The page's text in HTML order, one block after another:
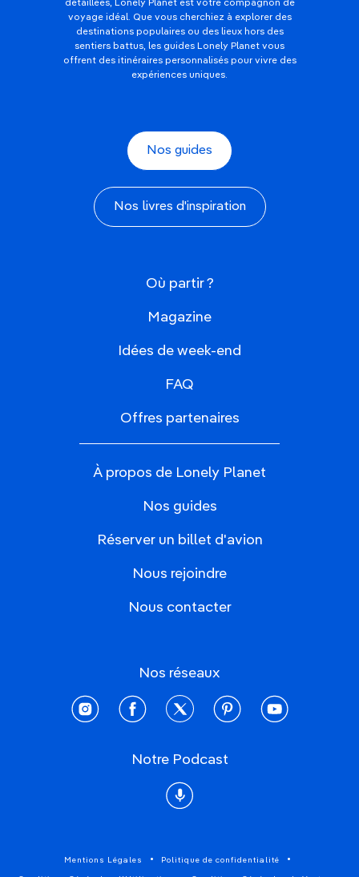
détaillées, Lonely Planet est votre compagnon de
voyage idéal. Que vous cherchiez à explorer des
destinations populaires ou des lieux hors des
sentiers battus, les guides Lonely Planet vous
offrent des itinéraires personnalisés pour vivre des
expériences uniques.
Nos guides
Nos livres d'inspiration
Où partir ?
Magazine
Idées de week-end
FAQ
Offres partenaires
À propos de Lonely Planet
Nos guides
Réserver un billet d'avion
Nous rejoindre
Nous contacter
Nos réseaux
instagramfacebooktwitter pinterestyoutube
Notre Podcast
Podcast
Mentions Légales Politique de confidentialité